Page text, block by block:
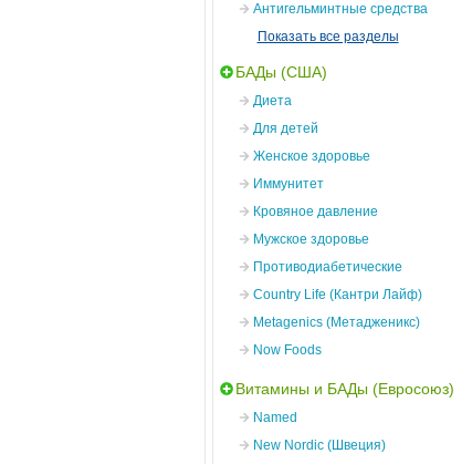
Антигельминтные средства
Показать все разделы
БАДы (США)
Диета
Для детей
Женское здоровье
Иммунитет
Кровяное давление
Мужское здоровье
Противодиабетические
Country Life (Кантри Лайф)
Metagenics (Метадженикс)
Now Foods
Витамины и БАДы (Евросоюз)
Named
New Nordic (Швеция)